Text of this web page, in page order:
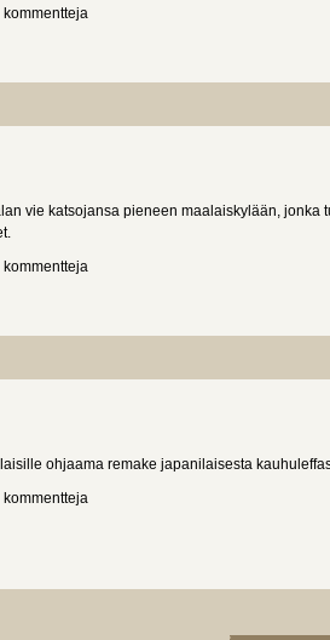
kommentteja
vie katsojansa pieneen maalaiskylään, jonka
kommentteja
ohjaama remake japanilaisesta
kommentteja